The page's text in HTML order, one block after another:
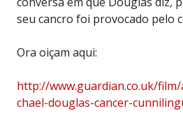
seu cancro foi provocado pelo
Ora oiçam aqui:
http://www.guardian.co.uk/
chael-douglas-cancer-